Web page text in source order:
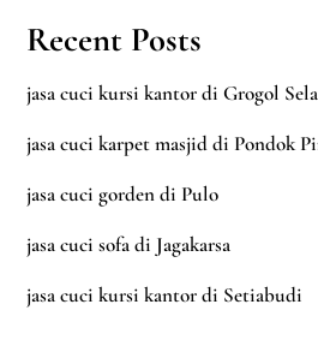
Recent Posts
jasa cuci kursi kantor di Grogol
jasa cuci karpet masjid di Pondok
jasa cuci gorden di Pulo
jasa cuci sofa di Jagakarsa
jasa cuci kursi kantor di Setiabudi